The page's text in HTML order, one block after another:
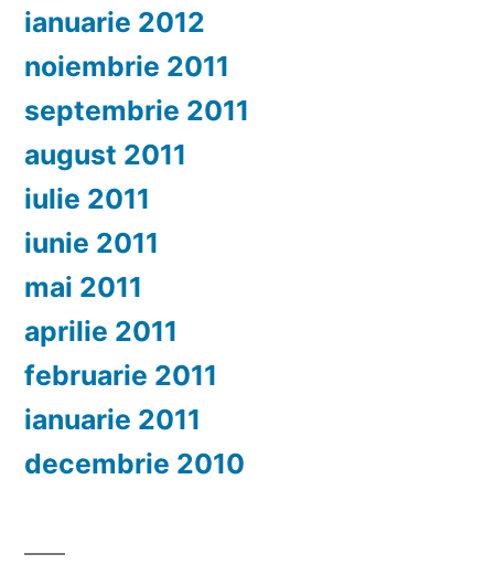
ianuarie 2012
noiembrie 2011
septembrie 2011
august 2011
iulie 2011
iunie 2011
mai 2011
aprilie 2011
februarie 2011
ianuarie 2011
decembrie 2010